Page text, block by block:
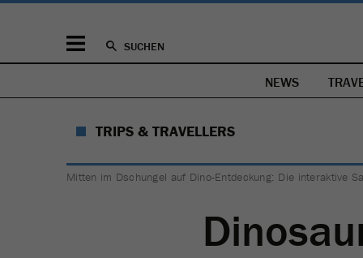
SUCHEN
NEWS
TRIPS & TRAVELLERS
Mitten im Dschungel auf Dino-Entdeckung: Die interaktive